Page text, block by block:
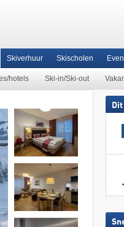
hotels Ski-in/Ski-out
Skiverhuur Skischolen